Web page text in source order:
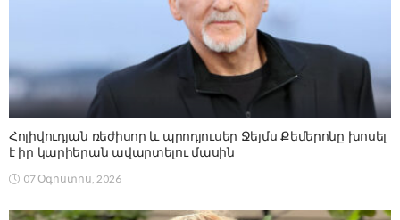
Հոլիվուդյան ռեժիսոր և պրոդյուսեր Ջեյմս Քեմերոնը խոսել
է իր կարիերան ավարտելու մասին
07 Օգոստոս, 2026